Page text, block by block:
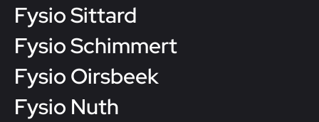
Fysio Sittard
Fysio Schimmert
Fysio Oirsbeek
Fysio Nuth